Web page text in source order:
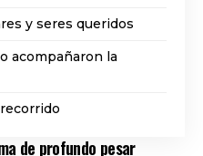
y seres queridos
acompañaron la
de profundo pesar